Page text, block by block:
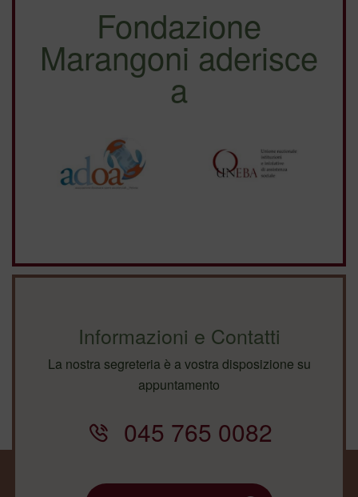
Fondazione
Marangoni aderisce
a
Informazioni e Contatti
La nostra segreteria è a vostra disposizione su
appuntamento
045 765 0082